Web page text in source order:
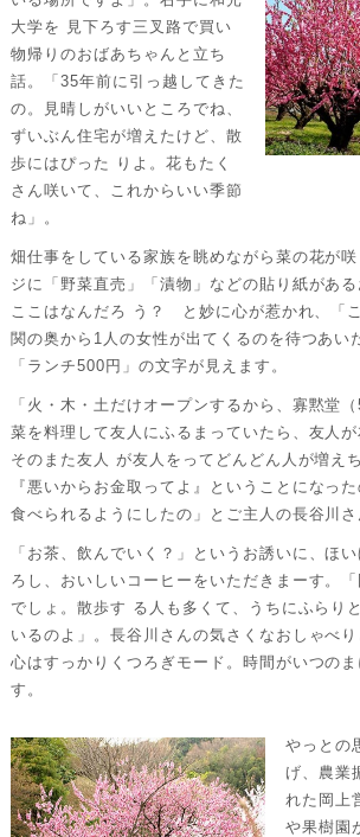
大学を 見下ろす三叉路で買い
物帰りのおばあちゃんと立ち
話。「35年前に引っ越してきた
の。見晴しがいいところでね、
ずいぶん住宅が増えたけど、散
歩にはぴった りよ。花もたく
さん咲いて、これからいい季節
ね」。
畑仕事をしている家族を眺めながら菜の花が
ジに「野菜直売」「漬物」などの貼り紙があ
ここはなんだろ う？ と妙に心が惹かれ、「
関の奥から1人の女性が出てくるのを待つあい
「ランチ500円」の文字が見えます。
「火・木・土だけオープンするから、寡黙堂
菜を料理して友人にふるまっていたら、友人が
そのまた友人 が友人をってどんどん人が増え
『悪いからお金取ってよ』ということになっ
食べられるようにしたの」とご主人の長谷川さ
「お茶、飲んでいく？」というお誘いに、ほ
ろし、おいしいコーヒーをいただきまーす。
でしょ。散歩す る人も多くて、うちにふらり
いるのよ」。長谷川さんの気さくなおしゃべ
心はすっかりくつろぎモード。時間がいつの
す。
やっとの
げ、農業
れた岡上
や果樹園